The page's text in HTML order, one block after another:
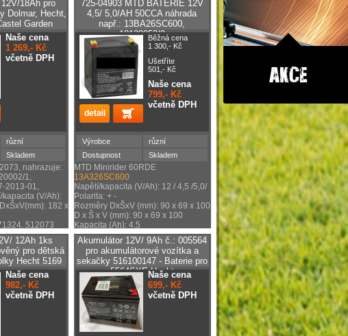
18Ah pro
Dolmar, Hecht,
Garden
Naše cena
1 269,- Kč
včetně DPH
různí
Skladem
nahrazuje:
1,
2013-01,
(V/Ah):
182 x
512073
725-04903 MTD BATERIE 12V
4,5/ 5,0/AH 50CCA náhrada
např.: 13BA26SC600,
18120052/0Běžná cena
1 300,- Kč
Ušetříte
501,- Kč
Naše cena
799,- Kč
včetně DPH
Výrobce
různí
Dostupnost
Skladem
MTD Minirider 60RDE
13A326SC600
Napětí/kapacita (V/Ah): 12 / 4,5 /5,0/
Polarita: + -
Rozměry DxŠxV (mm): 90 x 69 x 100
D x Š x V (mm): 90 x 69 x 100
Kapacita (Ah): 4,5
12Ah 1ks
pro dětská
Hecht 5169
Naše cena
982,- Kč
včetně DPH
Akumulátor 12V/ 9Ah č.: 005564
pro akumulátorové vozítka a
sekačky 516100147 - Baterie pro
5564SXE Hecht
Naše cena
699,- Kč
včetně DPH